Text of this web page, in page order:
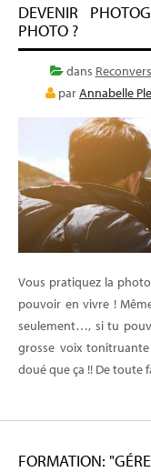
DEVENIR
PHOTO ?
dans
parAnnabelle
Vous pratiquez la
pouvoir en vivre !
seulement…, si tu
grosse voix
doué que ça !! De toute
FORMATION: